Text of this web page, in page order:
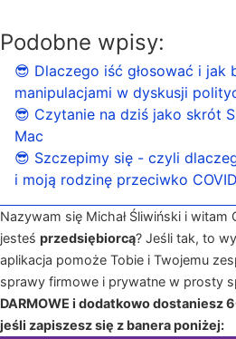
Podobne wpisy:
😎 Dlaczego iść głosować i jak
manipulacjami w dyskusji
😎 Czytanie na dziś jako skrót
Mac
😎 Szczepimy się - czyli
i moją rodzinę przeciwko
Nazywam się Michał Śliwiński i witam
jesteś przedsiębiorcą? Jeśli tak, to
aplikacja pomoże Tobie i Twojemu
sprawy firmowe i prywatne w prosty
DARMOWE i dodatkowo dostaniesz
jeśli zapiszesz się z banera poniżej: